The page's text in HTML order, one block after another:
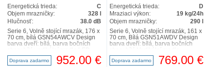
Energetická trieda:
C
Objem mrazničky:
328 l
Hlučnosť:
38.0 dB
Serie 6, Volně stojící mrazák, 176 x
70 cm, bílá GSN54AWCV Design
barva dveří: bílá, barva bočních
osvětlení..
Doprava zadarmo 952.00 €
Energetická trieda:
D
Mraziaci výkon:
19 kg/24h
Objem mrazničky:
290 l
Serie 6, Volně stojící mrazák, 161 x
70 cm, Bílá GSN51AWDV Design
barva dveří: bílá, barva bočních
Osvětlení mra..
Doprava zadarmo 769.00 €